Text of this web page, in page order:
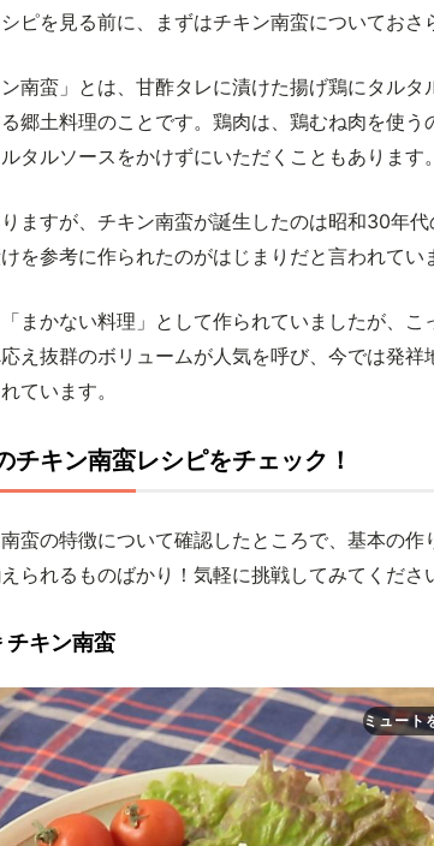
ピを見る前に、まずはチキン南蛮についておさ
ン南蛮」とは、甘酢タレに漬けた揚げ鶏にタル
郷土料理のことです。鶏肉は、鶏むね肉を使
タルソースをかけずにいただくこともあります。
ますが、チキン南蛮が誕生したのは昭和30年
を参考に作られたのがはじまりだと言われてい
まかない料理」として作られていましたが、
え抜群のボリュームが人気を呼び、今では発
ています。
チキン南蛮レシピをチェック！
蛮の特徴について確認したところで、基本の
られるものばかり！気軽に挑戦してみてくださ
チキン南蛮
ミュート